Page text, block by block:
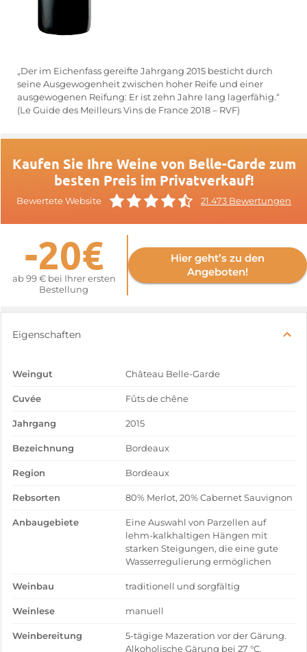
„Der im Eichenfass gereifte Jahrgang 2015 besticht durch
seine Ausgewogenheit zwischen hoher Reife und einer
ausgewogenen Reifung: Er ist zehn Jahre lang lagerfähig.“
(Le Guide des Meilleurs Vins de France 2018 – RVF)
Kaufen Sie Ihre Weine von Belle-Garde zum
besten Preis im Privatverkauf!
Bewertete Website 21.473 Bewertungen
-20€
ab 99 € bei Ihrer ersten
Bestellung
Hier geht’s zu den
Angeboten!
Eigenschaften
Weingut Château Belle-Garde
Cuvée Fûts de chêne
Jahrgang 2015
Bezeichnung Bordeaux
Region Bordeaux
Rebsorten 80% Merlot, 20% Cabernet Sauvignon
Anbaugebiete
Eine Auswahl von Parzellen auf
lehm-kalkhaltigen Hängen mit
starken Steigungen, die eine gute
Wasserregulierung ermöglichen
Weinbau traditionell und sorgfältig
Weinlese manuell
Weinbereitung
5-tägige Mazeration vor der Gärung.
Alkoholische Gärung bei 27 °C.